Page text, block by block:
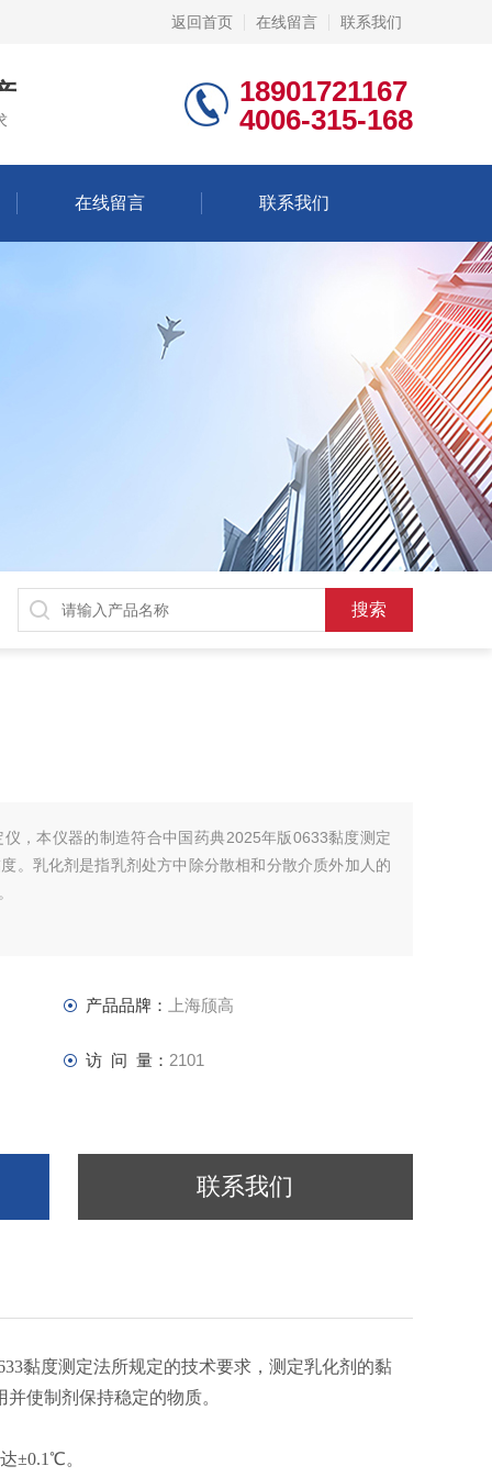
返回首页 在线留言 联系我们
18901721167
4006-315-168
在线留言 联系我们
，本仪器的制造符合中国药典2025年版0633黏度测定
。乳化剂是指乳剂处方中除分散相和分散介质外加人的
产品品牌： 上海颀高
访 问 量： 2101
联系我们
黏度测定法所规定的技术要求，测定乳化剂的黏
使制剂保持稳定的物质。
±0.1℃。